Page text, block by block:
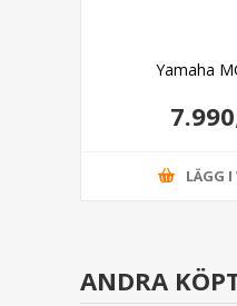
Yamaha
LÄGG I
ANDRA